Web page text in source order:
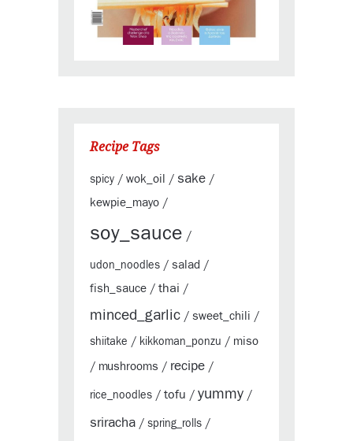
Recipe Tags
spicy / wok_oil / sake /
kewpie_mayo /
soy_sauce /
udon_noodles / salad /
fish_sauce / thai /
minced_garlic / sweet_chili /
shiitake / kikkoman_ponzu / miso
/ mushrooms / recipe /
rice_noodles / tofu / yummy /
sriracha / spring_rolls /